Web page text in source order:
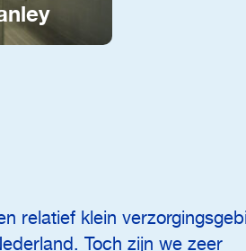
relatief klein
Toch zijn we zeer